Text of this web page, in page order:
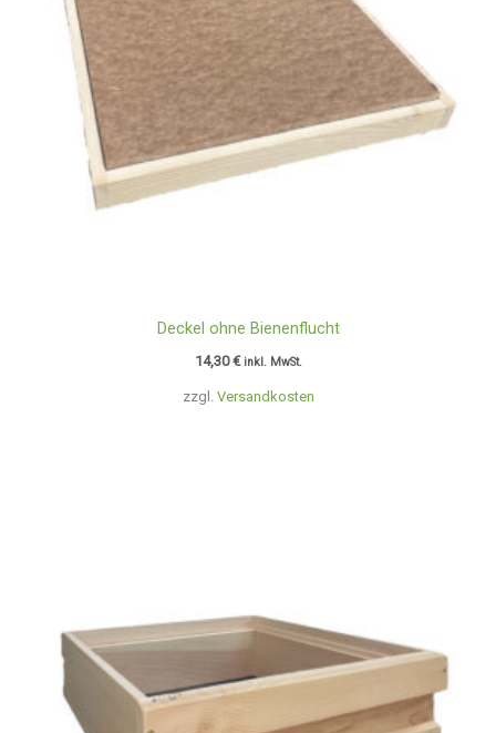
zzgl. Versandkosten
Deckel ohne Bienenflucht
14,30€ inkl. MwSt.